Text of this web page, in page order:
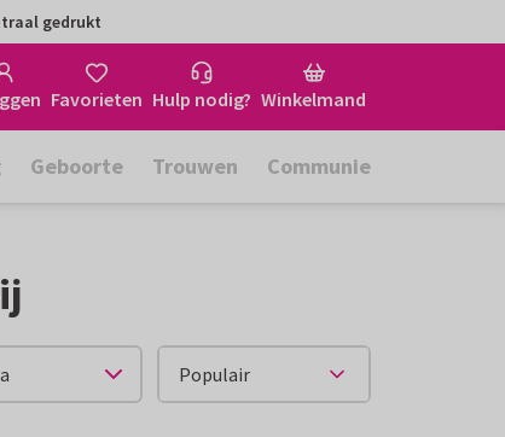
gedrukt
Favorieten Hulp nodig? Winkelmand
Geboorte Trouwen Communie